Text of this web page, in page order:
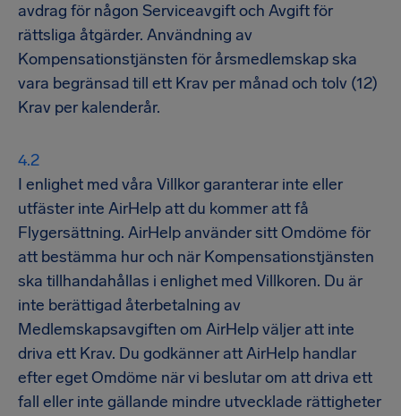
avdrag för någon Serviceavgift och Avgift för
rättsliga åtgärder. Användning av
Kompensationstjänsten för årsmedlemskap ska
vara begränsad till ett Krav per månad och tolv (12)
Krav per kalenderår.
I enlighet med våra Villkor garanterar inte eller
utfäster inte AirHelp att du kommer att få
Flygersättning. AirHelp använder sitt Omdöme för
att bestämma hur och när Kompensationstjänsten
ska tillhandahållas i enlighet med Villkoren. Du är
inte berättigad återbetalning av
Medlemskapsavgiften om AirHelp väljer att inte
driva ett Krav. Du godkänner att AirHelp handlar
efter eget Omdöme när vi beslutar om att driva ett
fall eller inte gällande mindre utvecklade rättigheter